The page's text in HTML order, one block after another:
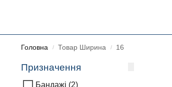
Головна / Товар Ширина / 16
Призначення
Бандажі (2)